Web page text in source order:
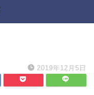
2019年12月5日